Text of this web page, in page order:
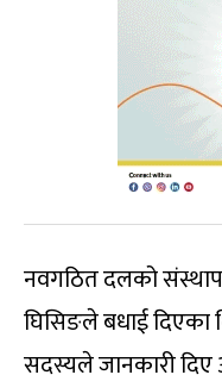
नवगठित दलको
घिसिङले बधाई दिएका
सदस्यले जानकारी